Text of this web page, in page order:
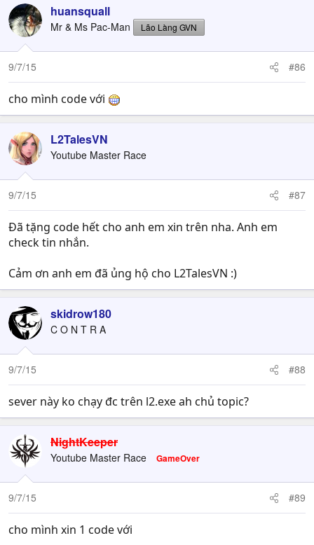
huansquall
Mr & Ms Pac-Man Lão Làng GVN
9/7/15 #86
cho mình code với
L2TalesVN
Youtube Master Race
9/7/15 #87
Đã tặng code hết cho anh em xin trên nha. Anh em
check tin nhắn.
Cảm ơn anh em đã ủng hộ cho L2TalesVN :)
skidrow180
C O N T R A
9/7/15 #88
sever này ko chạy đc trên l2.exe ah chủ topic?
NightKeeper
Youtube Master Race GameOver
9/7/15 #89
cho mình xin 1 code với